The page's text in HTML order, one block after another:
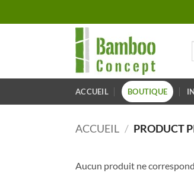
au
ACCUEIL BOUTIQUE
ACCUEIL / PRODUCT
Aucun produit ne